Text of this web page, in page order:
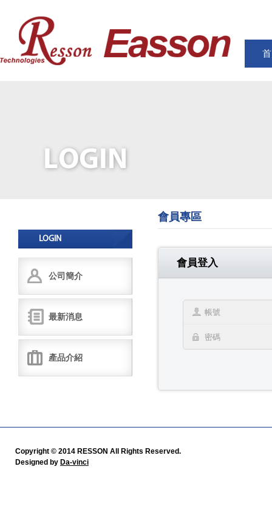
LOGIN
公司簡介
最新消息
產品介紹
會員專區
會員登入
Copyright © 2014 RESSON All Rights Reserved.
Designed by Da-vinci